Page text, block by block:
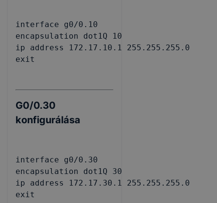
interface g0/0.10
encapsulation dot1Q 10
ip address 172.17.10.1 255.255.255.0
exit
G0/0.30
konfigurálása
interface g0/0.30
encapsulation dot1Q 30
ip address 172.17.30.1 255.255.255.0
exit